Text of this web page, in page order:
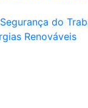
do
Renováveis